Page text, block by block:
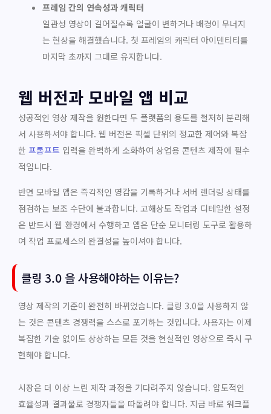
프레임 간의 연속성과 캐릭터
일관성 영상이 길어질수록 얼굴이 변하거나 배경이 무너지
는 현상을 해결했습니다. 첫 프레임의 캐릭터 아이덴티티를
마지막 초까지 그대로 유지합니다.
웹 버전과 모바일 앱 비교
성공적인 영상 제작을 원한다면 두 플랫폼의 용도를 철저히 분리해
서 사용하셔야 합니다. 웹 버전은 픽셀 단위의 정교한 제어와 복잡
한 프롬프트 입력을 완벽하게 소화하여 상업용 콘텐츠 제작에 필수
적입니다.
반면 모바일 앱은 즉각적인 영감을 기록하거나 서버 렌더링 상태를
점검하는 보조 수단에 불과합니다. 고해상도 작업과 디테일한 설정
은 반드시 웹 환경에서 수행하고 앱은 단순 모니터링 도구로 활용하
여 작업 프로세스의 완결성을 높이셔야 합니다.
클링 3.0 을 사용해야하는 이유는?
영상 제작의 기준이 완전히 바뀌었습니다. 클링 3.0을 사용하지 않
는 것은 콘텐츠 경쟁력을 스스로 포기하는 것입니다. 사용자는 이제
복잡한 기술 없이도 상상하는 모든 것을 현실적인 영상으로 즉시 구
현해야 합니다.
시장은 더 이상 느린 제작 과정을 기다려주지 않습니다. 압도적인
효율성과 결과물로 경쟁자들을 따돌려야 합니다. 지금 바로 워크플